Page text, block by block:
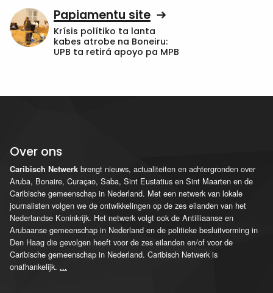
Papiamentu site
Krísis polítiko ta lanta
kabes atrobe na Boneiru:
UPB ta retirá apoyo pa MPB
Over ons
Caribisch Netwerk brengt nieuws, actualiteiten en achtergronden over
Aruba, Bonaire, Curaçao, Saba, Sint Eustatius en Sint Maarten en de
Caribische gemeenschap in Nederland. Met een netwerk van lokale
journalisten volgen we de ontwikkelingen op de zes eilanden van het
Nederlandse Koninkrijk. Het netwerk volgt ook de Antilliaanse en
Arubaanse gemeenschap in Nederland en de politieke besluitvorming in
Den Haag die gevolgen heeft voor de zes eilanden en/of voor de
Caribische gemeenschap in Nederland. Caribisch Netwerk is
onafhankelijk. ...